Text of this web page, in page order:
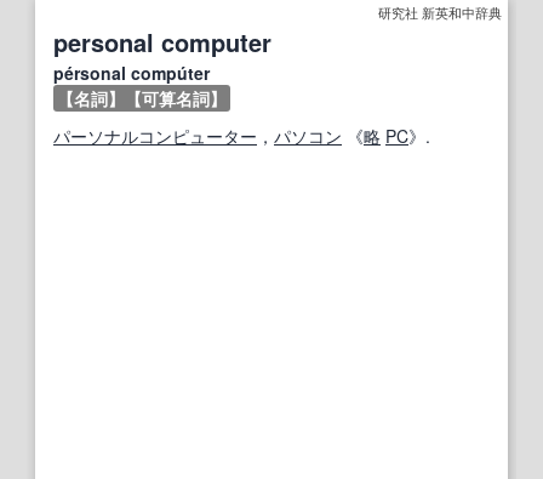
研究社 新英和中辞典
personal computer
pérsonal compúter
【名詞】
【可算名詞】
パーソナルコンピューター ， パソコン 《略 PC》.